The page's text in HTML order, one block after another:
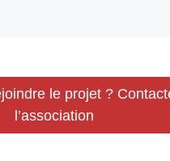
le projet ?
l’association